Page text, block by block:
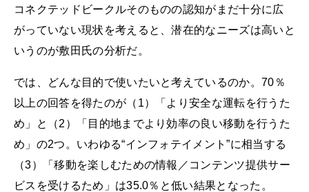
コネクテッドビークルそのものの認知がまだ十分に広
がっていない現状を考えると、潜在的なニーズは高いと
いうのが敷田氏の分析だ。
では、どんな目的で使いたいと考えているのか。70％
以上の回答を得たのが（1）「より安全な運転を行うた
め」と（2）「目的地までより効率の良い移動を行うた
め」の2つ。いわゆる“インフォテイメント”に相当する
（3）「移動を楽しむための情報／コンテンツ提供サー
ビスを受けるため」は35.0％と低い結果となった。